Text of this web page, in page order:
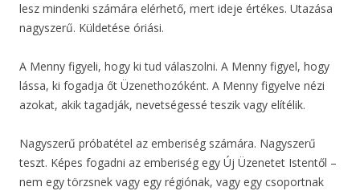
lesz mindenki számára elérhető, mert ideje értékes. Utazása
nagyszerű. Küldetése óriási.
A Menny figyeli, hogy ki tud válaszolni. A Menny figyel, hogy
lássa, ki fogadja őt Üzenethozóként. A Menny figyelve nézi
azokat, akik tagadják, nevetségessé teszik vagy elítélik.
Nagyszerű próbatétel az emberiség számára. Nagyszerű
teszt. Képes fogadni az emberiség egy Új Üzenetet Istentől –
nem egy törzsnek vagy egy régiónak, vagy egy csoportnak